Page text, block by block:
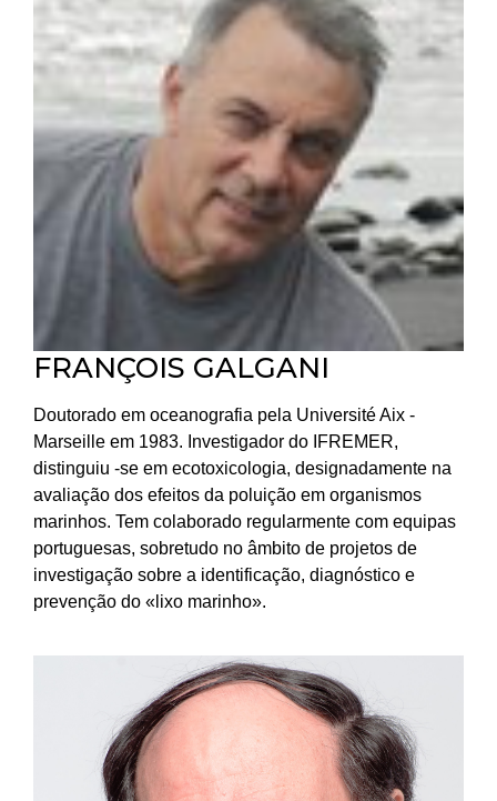
FRANÇOIS GALGANI
Doutorado em oceanografia pela Université Aix -
Marseille em 1983. Investigador do IFREMER,
distinguiu -se em ecotoxicologia, designadamente na
avaliação dos efeitos da poluição em organismos
marinhos. Tem colaborado regularmente com equipas
portuguesas, sobretudo no âmbito de projetos de
investigação sobre a identificação, diagnóstico e
prevenção do «lixo marinho».